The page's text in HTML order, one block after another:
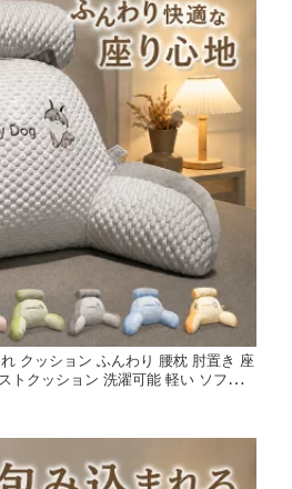
クッション ふんわり 腰枕 肘置き 座
トクッション 洗濯可能 軽い ソフト
付き 椅子 三角 枕 腰クッション お手
ィス リラックスクッション 大きい